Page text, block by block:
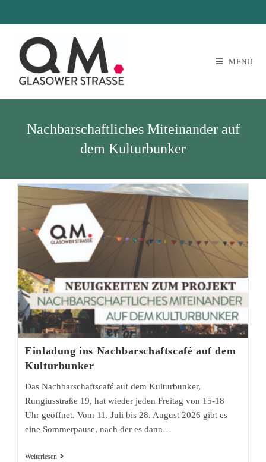
MENÜ
Nachbarschaftliches Miteinander auf
dem Kulturbunker
Einladung ins Nachbarschaftscafé auf dem
Kulturbunker
Das Nachbarschaftscafé auf dem Kulturbunker,
Rungiusstraße 19, hat wieder jeden Freitag von 15-18
Uhr geöffnet. Vom 11. Juli bis 28. August 2026 gibt es
eine Sommerpause, nach der es dann…
Weiterlesen
Einladung